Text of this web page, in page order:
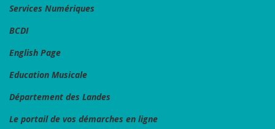
Services Numériques
BCDI
English Page
Education Musicale
Département des Landes
Le portail de vos démarches en ligne